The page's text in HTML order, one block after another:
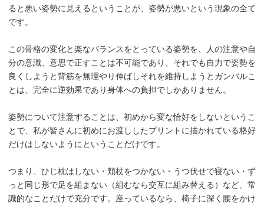
ると悪い姿勢に見えるということが、姿勢が悪いという現象の全て
です。
この骨格の変化と楽なバランスをとっている姿勢を、人の注意や自
分の意識、意思で正すことは不可能であり、それでも自力で姿勢を
良くしようと背筋を無理やり伸ばしそれを維持しようとガンバルこ
とは、完全に逆効果であり身体への負担でしかありません。
姿勢について注意することは、初めから変な恰好をしないというこ
とで、私が皆さんに初めにお渡ししたプリントに描かれている格好
だけはしないようにということだけです。
つまり、ひじ枕はしない・頬杖をつかない・うつ伏せで寝ない・ず
っと同じ形で足を組まない（組むなら交互に組み替える）など、常
識的なことだけで充分です。座っているなら、椅子に深く腰をかけ